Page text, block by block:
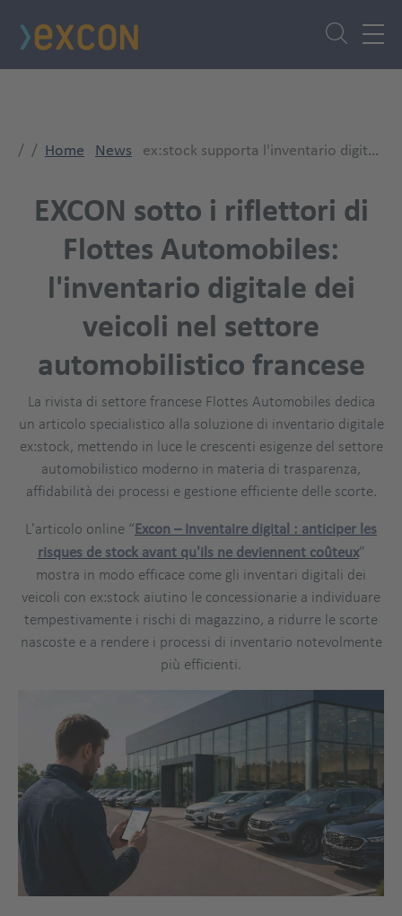
Home News ex:stock supporta l'inventario digitale dei veicoli in Francia
EXCON sotto i riflettori di
Flottes Automobiles:
l'inventario digitale dei
veicoli nel settore
automobilistico francese
La rivista di settore francese Flottes Automobiles dedica
un articolo specialistico alla soluzione di inventario digitale
ex:stock, mettendo in luce le crescenti esigenze del settore
automobilistico moderno in materia di trasparenza,
affidabilità dei processi e gestione efficiente delle scorte.
L'articolo online “Excon – Inventaire digital : anticiper les
risques de stock avant qu'ils ne deviennent coûteux”
mostra in modo efficace come gli inventari digitali dei
veicoli con ex:stock aiutino le concessionarie a individuare
tempestivamente i rischi di magazzino, a ridurre le scorte
nascoste e a rendere i processi di inventario notevolmente
più efficienti.